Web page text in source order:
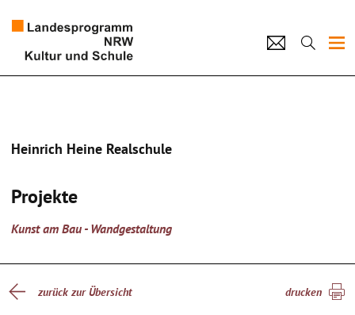
Kultur und Schule
Impressum Datenschutz
Heinrich Heine Realschule
Projekte
Kunst am Bau - Wandgestaltung
zurück zur Übersicht drucken